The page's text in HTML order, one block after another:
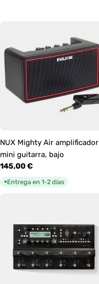
NUX Mighty Air amplificador
mini guitarra, bajo
Precio
habitual
145,00 €
●Entrega en 1-2 días